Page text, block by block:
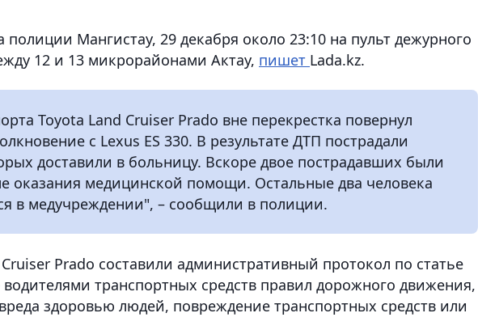
Мангистау, 29 декабря около 23:10 на пульт дежурного
12 и 13 микрорайонами Актау, пишет Lada.kz.
Toyota Land Cruiser Prado вне перекрестка повернул
с Lexus ES 330. В результате ДТП пострадали
доставили в больницу. Вскоре двое пострадавших были
оказания медицинской помощи. Остальные два человека
в медучреждении", – сообщили в полиции.
Prado составили административный протокол по статье
транспортных средств правил дорожного движения,
здоровью людей, повреждение транспортных средств или